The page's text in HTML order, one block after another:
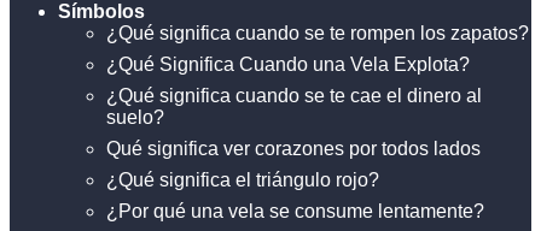
Símbolos
¿Qué significa cuando se te rompen los zapatos?
¿Qué Significa Cuando una Vela Explota?
¿Qué significa cuando se te cae el dinero al
suelo?
Qué significa ver corazones por todos lados
¿Qué significa el triángulo rojo?
¿Por qué una vela se consume lentamente?